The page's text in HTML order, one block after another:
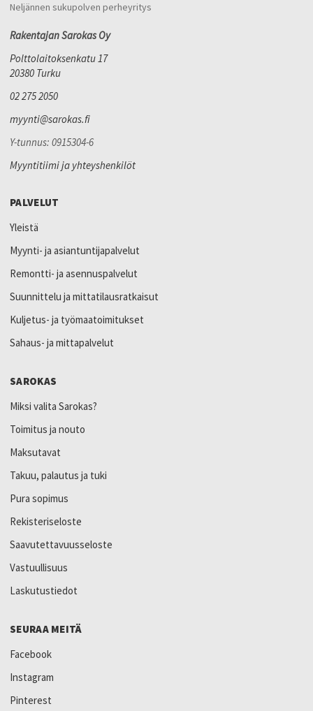
Neljännen sukupolven perheyritys
Rakentajan Sarokas Oy
Polttolaitoksenkatu 17
20380 Turku
02 275 2050
myynti@sarokas.fi
Y-tunnus: 0915304-6
Myyntitiimi ja yhteyshenkilöt
PALVELUT
Yleistä
Myynti- ja asiantuntijapalvelut
Remontti- ja asennuspalvelut
Suunnittelu ja mittatilausratkaisut
Kuljetus- ja työmaatoimitukset
Sahaus- ja mittapalvelut
SAROKAS
Miksi valita Sarokas?
Toimitus ja nouto
Maksutavat
Takuu, palautus ja tuki
Pura sopimus
Rekisteriseloste
Saavutettavuusseloste
Vastuullisuus
Laskutustiedot
SEURAA MEITÄ
Facebook
Instagram
Pinterest